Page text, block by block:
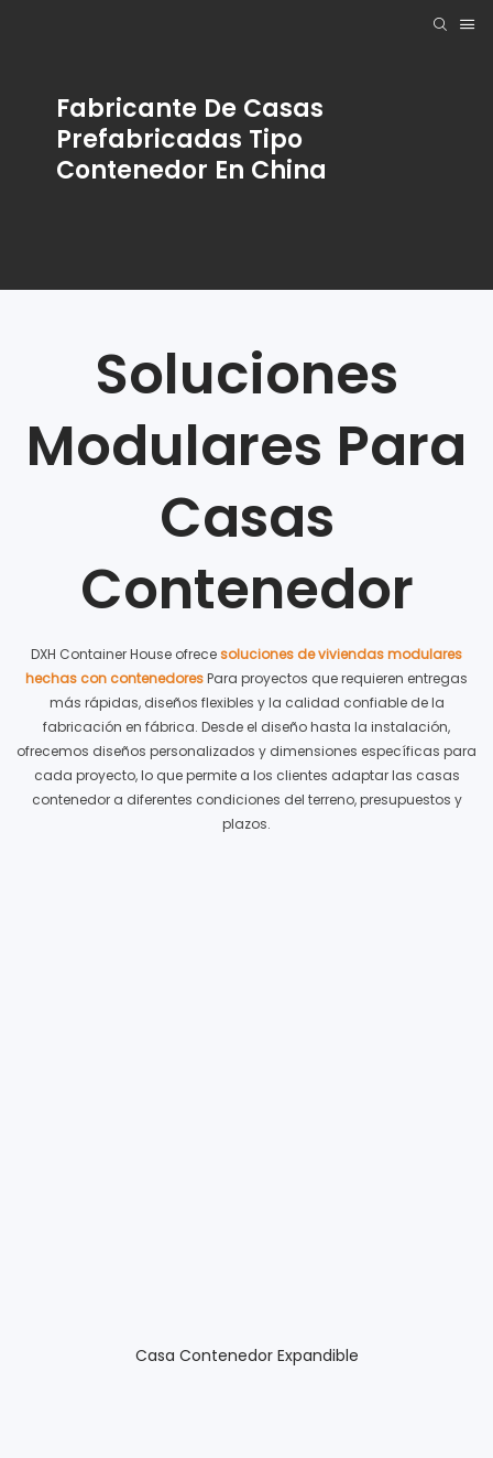
Fabricante De Casas
Prefabricadas Tipo
Contenedor En China
Soluciones
Modulares Para
Casas
Contenedor
DXH Container House ofrecesoluciones de viviendas modulares
hechas con contenedoresPara proyectos que requieren entregas
más rápidas, diseños flexibles y la calidad confiable de la
fabricación en fábrica. Desde el diseño hasta la instalación,
ofrecemos diseños personalizados y dimensiones específicas para
cada proyecto, lo que permite a los clientes adaptar las casas
contenedor a diferentes condiciones del terreno, presupuestos y
plazos.
Casa Contenedor Expandible